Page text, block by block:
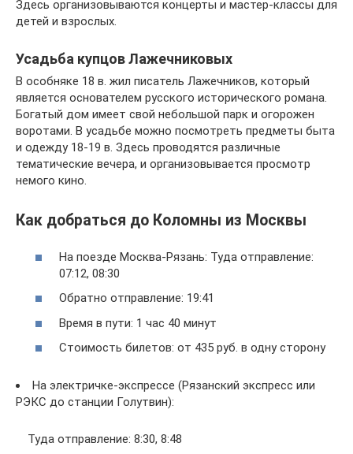
Здесь организовываются концерты и мастер-классы для
детей и взрослых.
Усадьба купцов Лажечниковых
В особняке 18 в. жил писатель Лажечников, который
является основателем русского исторического романа.
Богатый дом имеет свой небольшой парк и огорожен
воротами. В усадьбе можно посмотреть предметы быта
и одежду 18-19 в. Здесь проводятся различные
тематические вечера, и организовывается просмотр
немого кино.
Как добраться до Коломны из Москвы
На поезде Москва-Рязань: Туда отправление:
07:12, 08:30
Обратно отправление: 19:41
Время в пути: 1 час 40 минут
Стоимость билетов: от 435 руб. в одну сторону
На электричке-экспрессе (Рязанский экспресс или
РЭКС до станции Голутвин):
Туда отправление: 8:30, 8:48